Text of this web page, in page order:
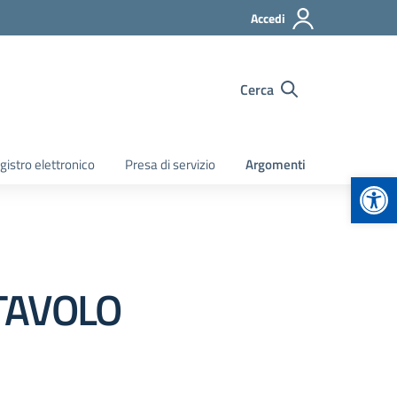
Accedi
Cerca
elettronico Presa di servizio Argomenti